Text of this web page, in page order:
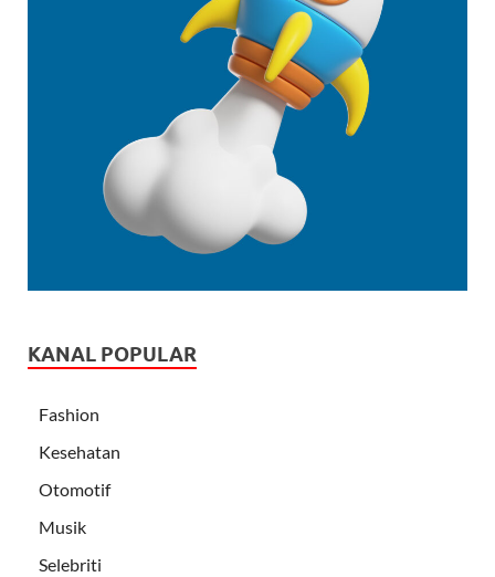
KANAL POPULAR
Fashion
Kesehatan
Otomotif
Musik
Selebriti